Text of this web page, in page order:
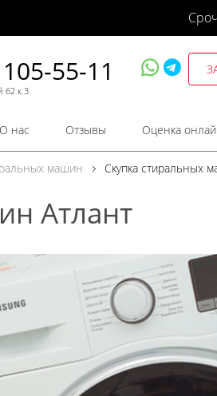
55-11
62 к.3
О нас Отзывы Оценка
машин Скупка стиральных
Атлант